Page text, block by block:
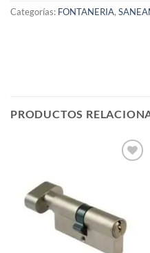
Categorías: FONTANERIA,
PRODUCTOS